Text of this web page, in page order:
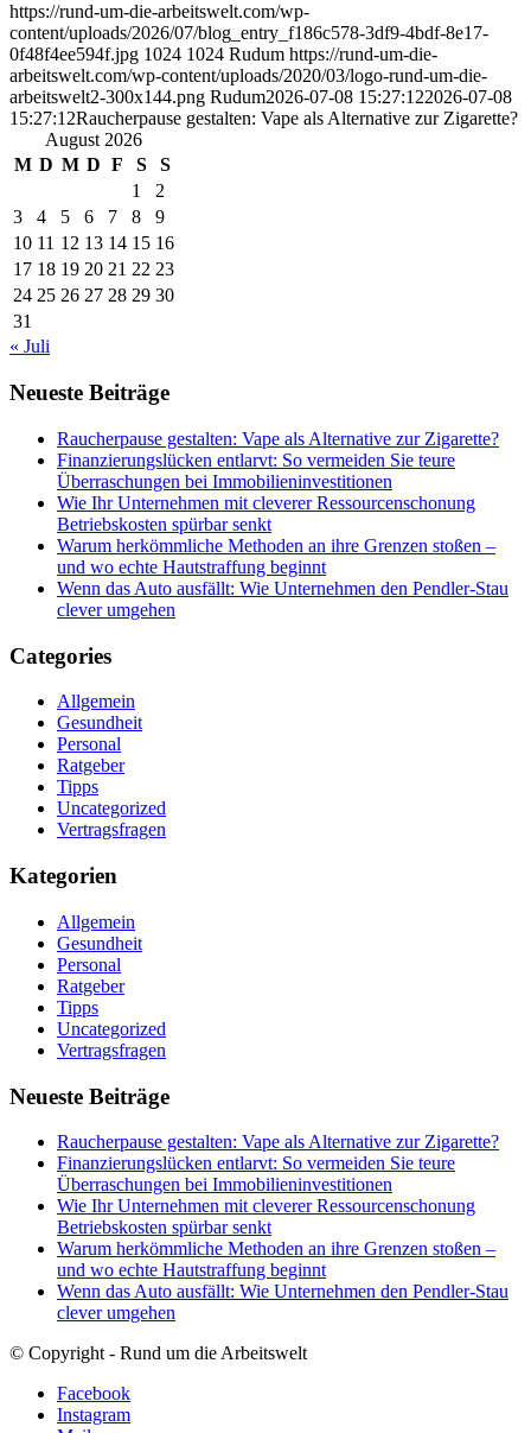
https://rund-um-die-arbeitswelt.com/wp-
content/uploads/2026/07/blog_entry_f186c578-3df9-4bdf-8e17-
0f48f4ee594f.jpg 1024 1024 Rudum https://rund-um-die-
arbeitswelt.com/wp-content/uploads/2020/03/logo-rund-um-die-
arbeitswelt2-300x144.png Rudum2026-07-08 15:27:122026-07-08
15:27:12Raucherpause gestalten: Vape als Alternative zur Zigarette?
August 2026
M D M D F S
S
1
2
3
4 5 6 7 8
9
10 11 12 13 14 15 16
17 18 19 20 21 22 23
24 25 26 27 28 29 30
31
« Juli
Neueste Beiträge
Raucherpause gestalten: Vape als Alternative zur Zigarette?
Finanzierungslücken entlarvt: So vermeiden Sie teure
Überraschungen bei Immobilieninvestitionen
Wie Ihr Unternehmen mit cleverer Ressourcenschonung
Betriebskosten spürbar senkt
Warum herkömmliche Methoden an ihre Grenzen stoßen –
und wo echte Hautstraffung beginnt
Wenn das Auto ausfällt: Wie Unternehmen den Pendler-Stau
clever umgehen
Categories
Allgemein
Gesundheit
Personal
Ratgeber
Tipps
Uncategorized
Vertragsfragen
Kategorien
Allgemein
Gesundheit
Personal
Ratgeber
Tipps
Uncategorized
Vertragsfragen
Neueste Beiträge
Raucherpause gestalten: Vape als Alternative zur Zigarette?
Finanzierungslücken entlarvt: So vermeiden Sie teure
Überraschungen bei Immobilieninvestitionen
Wie Ihr Unternehmen mit cleverer Ressourcenschonung
Betriebskosten spürbar senkt
Warum herkömmliche Methoden an ihre Grenzen stoßen –
und wo echte Hautstraffung beginnt
Wenn das Auto ausfällt: Wie Unternehmen den Pendler-Stau
clever umgehen
© Copyright - Rund um die Arbeitswelt
Facebook
Instagram